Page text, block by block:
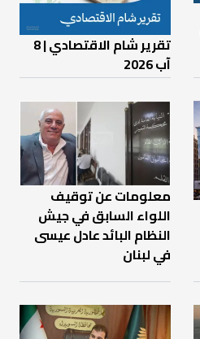
تقرير شام الاقتصادي | 8
آب 2026
معلومات عن توقيف
اللواء السابق في جيش
النظام البائد عادل عيسى
في لبنان